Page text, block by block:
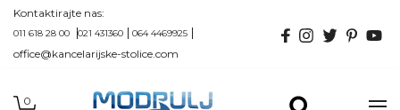
Kontaktirajte nas:
011 618 28 00 021 431360 064 4469925
office@kancelarijske-stolice.com
0